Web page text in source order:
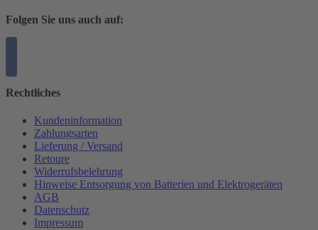
Folgen Sie uns auch auf:
Rechtliches
Kundeninformation
Zahlungsarten
Lieferung / Versand
Retoure
Widerrufsbelehrung
Hinweise Entsorgung von Batterien und Elektrogeräten
AGB
Datenschutz
Impressum